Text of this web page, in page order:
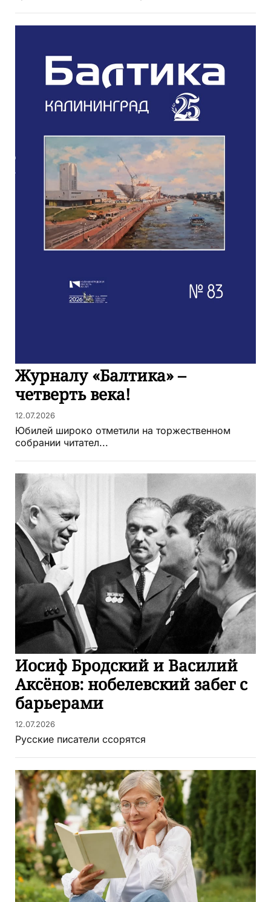
Журналу «Балтика» –
четверть века!
12.07.2026
Юбилей широко отметили на торжественном
собрании читател...
Иосиф Бродский и Василий
Аксёнов: нобелевский забег с
барьерами
12.07.2026
Русские писатели ссорятся